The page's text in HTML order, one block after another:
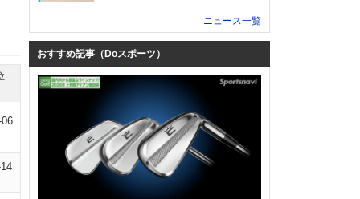
ニュース一覧
おすすめ記事（Doスポーツ）